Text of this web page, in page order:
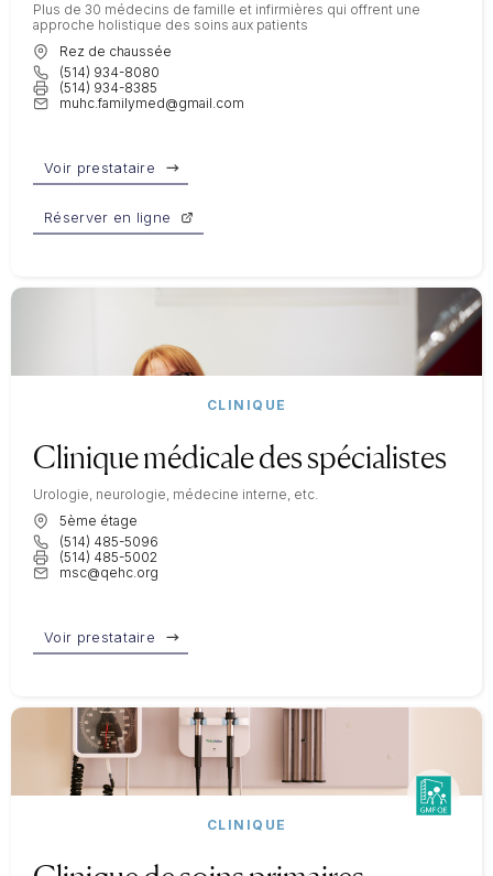
Plus de 30 médecins de famille et infirmières qui offrent une
approche holistique des soins aux patients
Rez de chaussée
(514) 934-8080
(514) 934-8385
muhc.familymed@gmail.com
Voir prestataire
Réserver en ligne
CLINIQUE
Clinique médicale des spécialistes
Urologie, neurologie, médecine interne, etc.
5ème étage
(514) 485-5096
(514) 485-5002
msc@qehc.org
Voir prestataire
CLINIQUE